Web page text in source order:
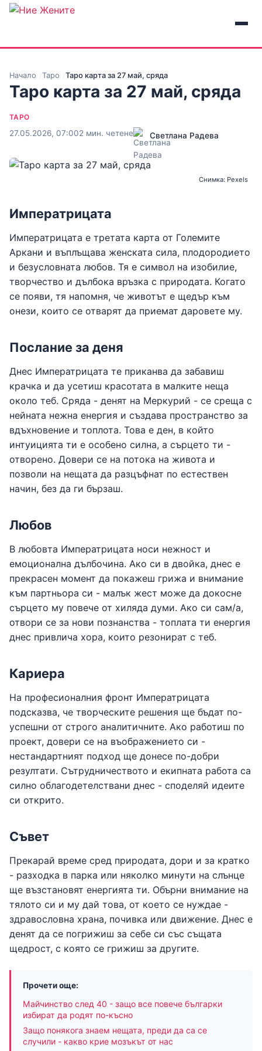
Начало Таро Таро карта за 27 май, сряда
Таро карта за 27 май, сряда
ТАРО
27.05.2026, 07:002 мин. четене Светлана Радева
Снимка: Pexels
Императрицата
Императрицата е третата карта от Големите
Аркани и въплъщава женската сила, плодородието
и безусловната любов. Тя е символ на изобилие,
творчество и дълбока връзка с природата. Когато
се появи, тя напомня, че животът е щедър към
онези, които се отварят да приемат даровете му.
Послание за деня
Днес Императрицата те приканва да забавиш
крачка и да усетиш красотата в малките неща
около теб. Сряда - денят на Меркурий - се среща с
нейната нежна енергия и създава пространство за
вдъхновение и топлота. Това е ден, в който
интуицията ти е особено силна, а сърцето ти -
отворено. Довери се на потока на живота и
позволи на нещата да разцъфнат по естествен
начин, без да ги бързаш.
Любов
В любовта Императрицата носи нежност и
емоционална дълбочина. Ако си в двойка, днес е
прекрасен момент да покажеш грижа и внимание
към партньора си - малък жест може да докосне
сърцето му повече от хиляда думи. Ако си сам/а,
отвори се за нови познанства - топлата ти енергия
днес привлича хора, които резонират с теб.
Кариера
На професионалния фронт Императрицата
подсказва, че творческите решения ще бъдат по-
успешни от строго аналитичните. Ако работиш по
проект, довери се на въображението си -
нестандартният подход ще донесе по-добри
резултати. Сътрудничеството и екипната работа са
силно облагодетелствани днес - споделяй идеите
си открито.
Съвет
Прекарай време сред природата, дори и за кратко
- разходка в парка или няколко минути на слънце
ще възстановят енергията ти. Обърни внимание на
тялото си и му дай това, от което се нуждае -
здравословна храна, почивка или движение. Днес е
денят да се погрижиш за себе си със същата
щедрост, с която се грижиш за другите.
Прочети още:
Майчинство след 40 - защо все повече българки
избират да родят по-късно
Защо понякога знаем нещата, преди да са се
случили - какво крие мозъкът от нас